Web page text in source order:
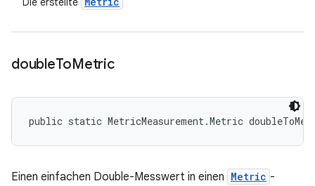
doubleToMetric
public static MetricMeasurement.Metric
Einen einfachen Double-Messwert in einen Metric -